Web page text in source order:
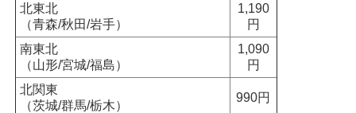
北東北
（青森/秋田/岩手）
1,190
円
南東北
（山形/宮城/福島）
1,090
円
北関東
（茨城/群馬/栃木）
990円